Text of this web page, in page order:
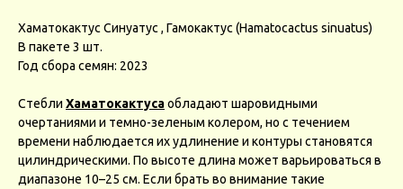
Хаматокактус Синуатус , Гамокактус (Hamatocactus sinuatus)
В пакете 3 шт.
Год сбора семян: 2023
Стебли Хаматокактусаобладают шаровидными
очертаниями и темно-зеленым колером, но с течением
времени наблюдается их удлинение и контуры становятся
цилиндрическими. По высоте длина может варьироваться в
диапазоне 10–25 см. Если брать во внимание такие